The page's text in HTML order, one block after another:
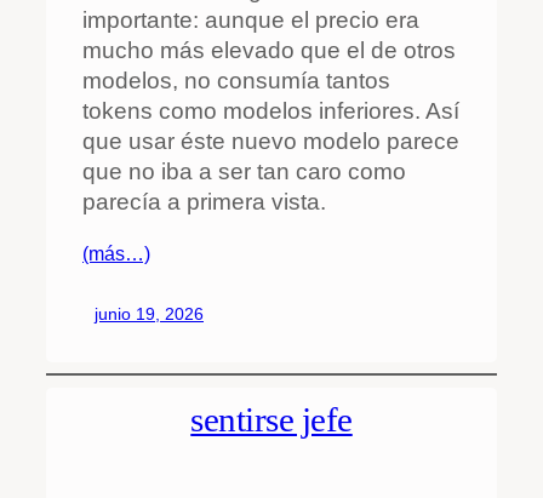
importante: aunque el precio era
mucho más elevado que el de otros
modelos, no consumía tantos
tokens como modelos inferiores. Así
que usar éste nuevo modelo parece
que no iba a ser tan caro como
parecía a primera vista.
(más…)
junio 19, 2026
sentirse jefe